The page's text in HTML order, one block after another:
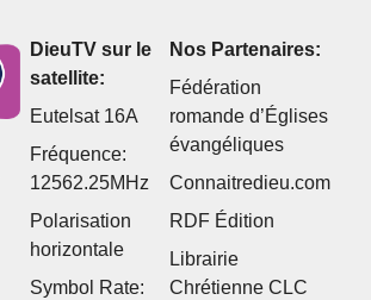
DieuTV sur le
satellite:
Eutelsat 16A
Fréquence:
12562.25MHz
Polarisation
horizontale
Symbol Rate:
Nos Partenaires:
Fédération
romande d’Églises
évangéliques
Connaitredieu.com
RDF Édition
Librairie
Chrétienne CLC